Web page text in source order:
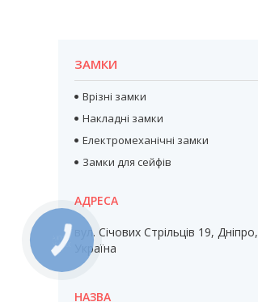
ЗАМКИ
Врізні замки
Накладні замки
Електромеханічні замки
Замки для сейфів
вул. Січових Стрільців 19, Дніпро,
Україна